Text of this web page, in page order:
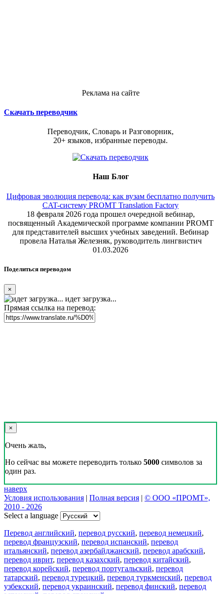
Реклама на сайте
Скачать переводчик
Переводчик, Словарь и Разговорник,
20+ языков, избранные переводы.
Наш Блог
Цифровая эволюция перевода: как вузам бесплатно получить
CAT-систему PROMT Translation Factory
18 февраля 2026 года прошел очередной вебинар,
посвященный Академической программе компании PROMT
для представителей высших учебных заведений. Вебинар
провела Наталья Железняк, руководитель лингвистич
01.03.2026
Поделиться переводом
×
идет загрузка...
Прямая ссылка на перевод:
×
Очень жаль,
Но сейчас вы можете переводить только 5000 символов за
один раз.
наверх
Условия использования | Полная версия | © ООО «ПРОМТ»,
2010 - 2026
Select a language
Перевод английский, перевод русский, перевод немецкий,
перевод французский, перевод испанский, перевод
итальянский, перевод азербайджанский, перевод арабский,
перевод иврит, перевод казахский, перевод китайский,
перевод корейский, перевод португальский, перевод
татарский, перевод турецкий, перевод туркменский, перевод
узбекский, перевод украинский, перевод финский, перевод